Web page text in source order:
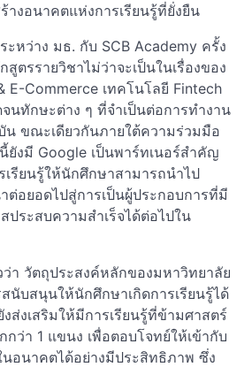
างอนาคตแห่งการเรียนรู้ที่ยั่งยืน
หว่าง มธ. กับ SCB Academy ครั้ง
ตรรายวิชาไม่ว่าจะเป็นในเรื่องของ
E-Commerce เทคโนโลยี Fintech
นทักษะต่าง ๆ ที่จำเป็นต่อการทำงาน
น ขณะเดียวกันภายใต้ความร่วมมือ
ยังมี Google เป็นพาร์ทเนอร์สำคัญ
รียนรู้ให้นักศึกษาสามารถนำไป
อยอดไปสู่การเป็นผู้ประกอบการที่มี
ระสบความสำเร็จได้ต่อไปใน
า วัตถุประสงค์หลักของมหาวิทยาลัย
นับสนุนให้นักศึกษาเกิดการเรียนรู้ได้
ส่งเสริมให้มีการเรียนรู้ที่ข้ามศาสตร์
ว่า 1 แขนง เพื่อตอบโจทย์ให้เข้ากับ
อนาคตได้อย่างมีประสิทธิภาพ ซึ่ง